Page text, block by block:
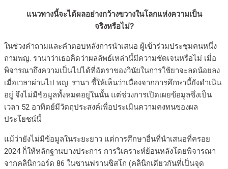
แนวทางนี้จะได้ผลอย่างกว้างขวางในโลกแห่งความเป็น
จริงหรือไม่?
ในช่วงคำถามและคำตอบหลังการนำเสนอ ผู้เข้าร่วมประชุมคนหนึ่ง
ถามพญ. รานาว่าเธอคิดว่าผลลัพธ์เหล่านี้มีความชัดเจนหรือไม่ เมื่อ
พิจารณาถึงความเป็นไปได้ที่อัตราของวินัยในการใช้ยาจะลดน้อยลง
เมื่อเวลาผ่านไป พญ. รานา ชี้ให้เห็นว่าเนื่องจากการศึกษานี้ยังดำเนิน
อยู่ จึงไม่มีข้อมูลทั้งหมดอยู่ในนั้น แต่ช่วงการเปิดเผยข้อมูลซึ่งเป็น
เวลา 52 อาทิตย์มีวัตถุประสงค์เพื่อประเมินความคงทนของผล
ประโยชน์นี้
แม้ว่ายังไม่มีข้อมูลในระยะยาว แต่การศึกษาอื่นที่นำเสนอที่ครอย
2024 ก็ให้หลักฐานบางประการ การวิเคราะห์ย้อนหลังโดยพิจารณา
จากคลินิกวอร์ด 86 ในซานฟรานซิสโก (คลินิกเดียวกันที่เป็นจุด